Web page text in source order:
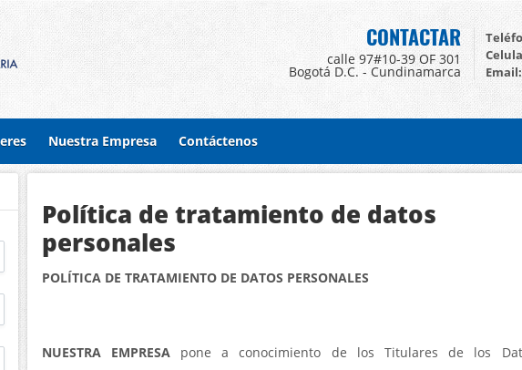
CONTACTAR
calle 97#10-39 OF 301
Bogotá D.C. - Cundinamarca Email:
Nuestra Empresa Contáctenos
Política de tratamiento de datos
personales
POLÍTICA DE TRATAMIENTO DE DATOS PERSONALES
NUESTRA EMPRESApone a conocimiento de los Titulares de los